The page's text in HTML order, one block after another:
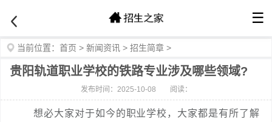
☰
当前位置： 首页 > 新闻资讯 > 招生简章 >
贵阳轨道职业学校的铁路专业涉及哪些领域?
发布时间：2025-10-08 阅读：
想必大家对于如今的职业学校，大家都是有所了解